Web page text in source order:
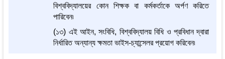
বিশ্ববিদ্যালয়ের কোন শিক্ষক বা কর্মকর্তাকে অর্পণ করিতে
পারিবেন৷
(১৩) এই আইন, সংবিধি, বিশ্ববিদ্যালয় বিধি ও প্রবিধান দ্বারা
নির্ধারিত অন্যান্য ক্ষমতা ভাইস-চ্যান্সেলর প্রয়োগ করিবেন৷